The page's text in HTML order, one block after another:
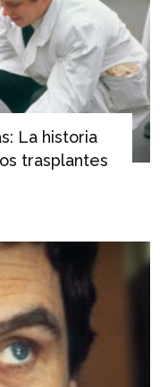
La historia
trasplantes